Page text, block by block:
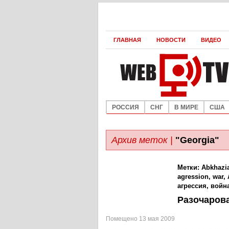
ГЛАВНАЯ НОВОСТИ ВИДЕО
РОССИЯ СНГ В МИРЕ США
Архив меток | "Georgia"
Метки:
agression, war,
агрессия,
Помещено 13 мая 2009